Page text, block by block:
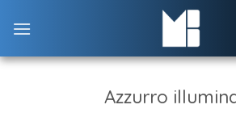
Azzurro